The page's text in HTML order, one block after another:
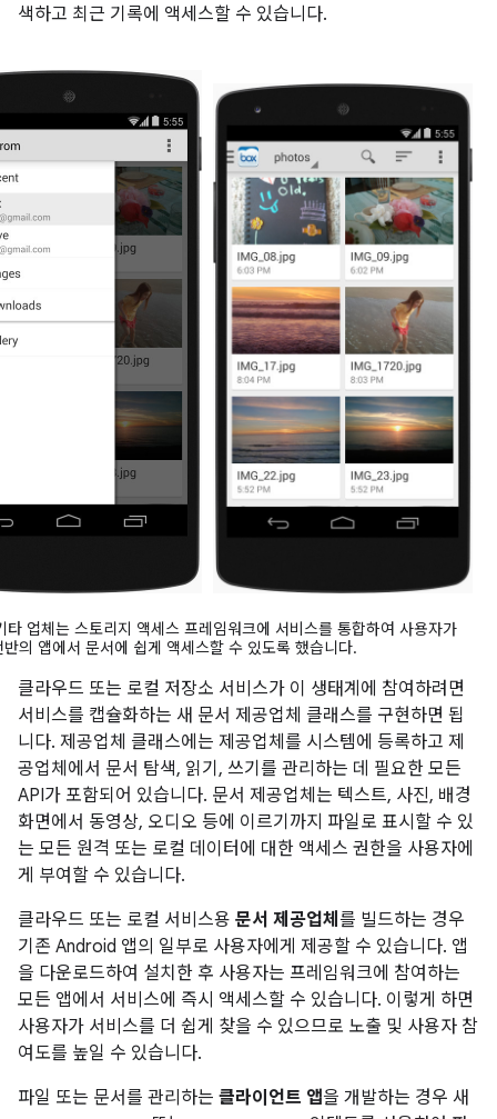
색하고 최근 기록에 액세스할 수 있습니다.
타 업체는 스토리지 액세스 프레임워크에 서비스를 통합하여 사용자가
의 앱에서 문서에 쉽게 액세스할 수 있도록 했습니다.
클라우드 또는 로컬 저장소 서비스가 이 생태계에 참여하려면
서비스를 캡슐화하는 새 문서 제공업체 클래스를 구현하면 됩
니다. 제공업체 클래스에는 제공업체를 시스템에 등록하고 제
공업체에서 문서 탐색, 읽기, 쓰기를 관리하는 데 필요한 모든
API가 포함되어 있습니다. 문서 제공업체는 텍스트, 사진, 배경
화면에서 동영상, 오디오 등에 이르기까지 파일로 표시할 수 있
는 모든 원격 또는 로컬 데이터에 대한 액세스 권한을 사용자에
게 부여할 수 있습니다.
클라우드 또는 로컬 서비스용 문서 제공업체 를 빌드하는 경우
기존 Android 앱의 일부로 사용자에게 제공할 수 있습니다. 앱
을 다운로드하여 설치한 후 사용자는 프레임워크에 참여하는
모든 앱에서 서비스에 즉시 액세스할 수 있습니다. 이렇게 하면
사용자가 서비스를 더 쉽게 찾을 수 있으므로 노출 및 사용자 참
여도를 높일 수 있습니다.
파일 또는 문서를 관리하는 클라이언트 앱을 개발하는 경우 새